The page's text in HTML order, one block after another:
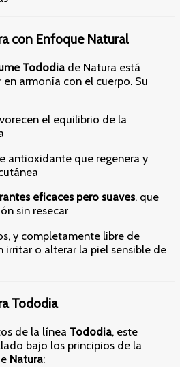
con Enfoque Natural
Tododia de Natura está
armonía con el cuerpo. Su
el equilibrio de la
antioxidante que regenera y
eficaces pero suaves, que
sin resecar
y completamente libre de
irritar o alterar la piel sensible de
Tododia
de la línea Tododia, este
bajo los principios de la
Natura: